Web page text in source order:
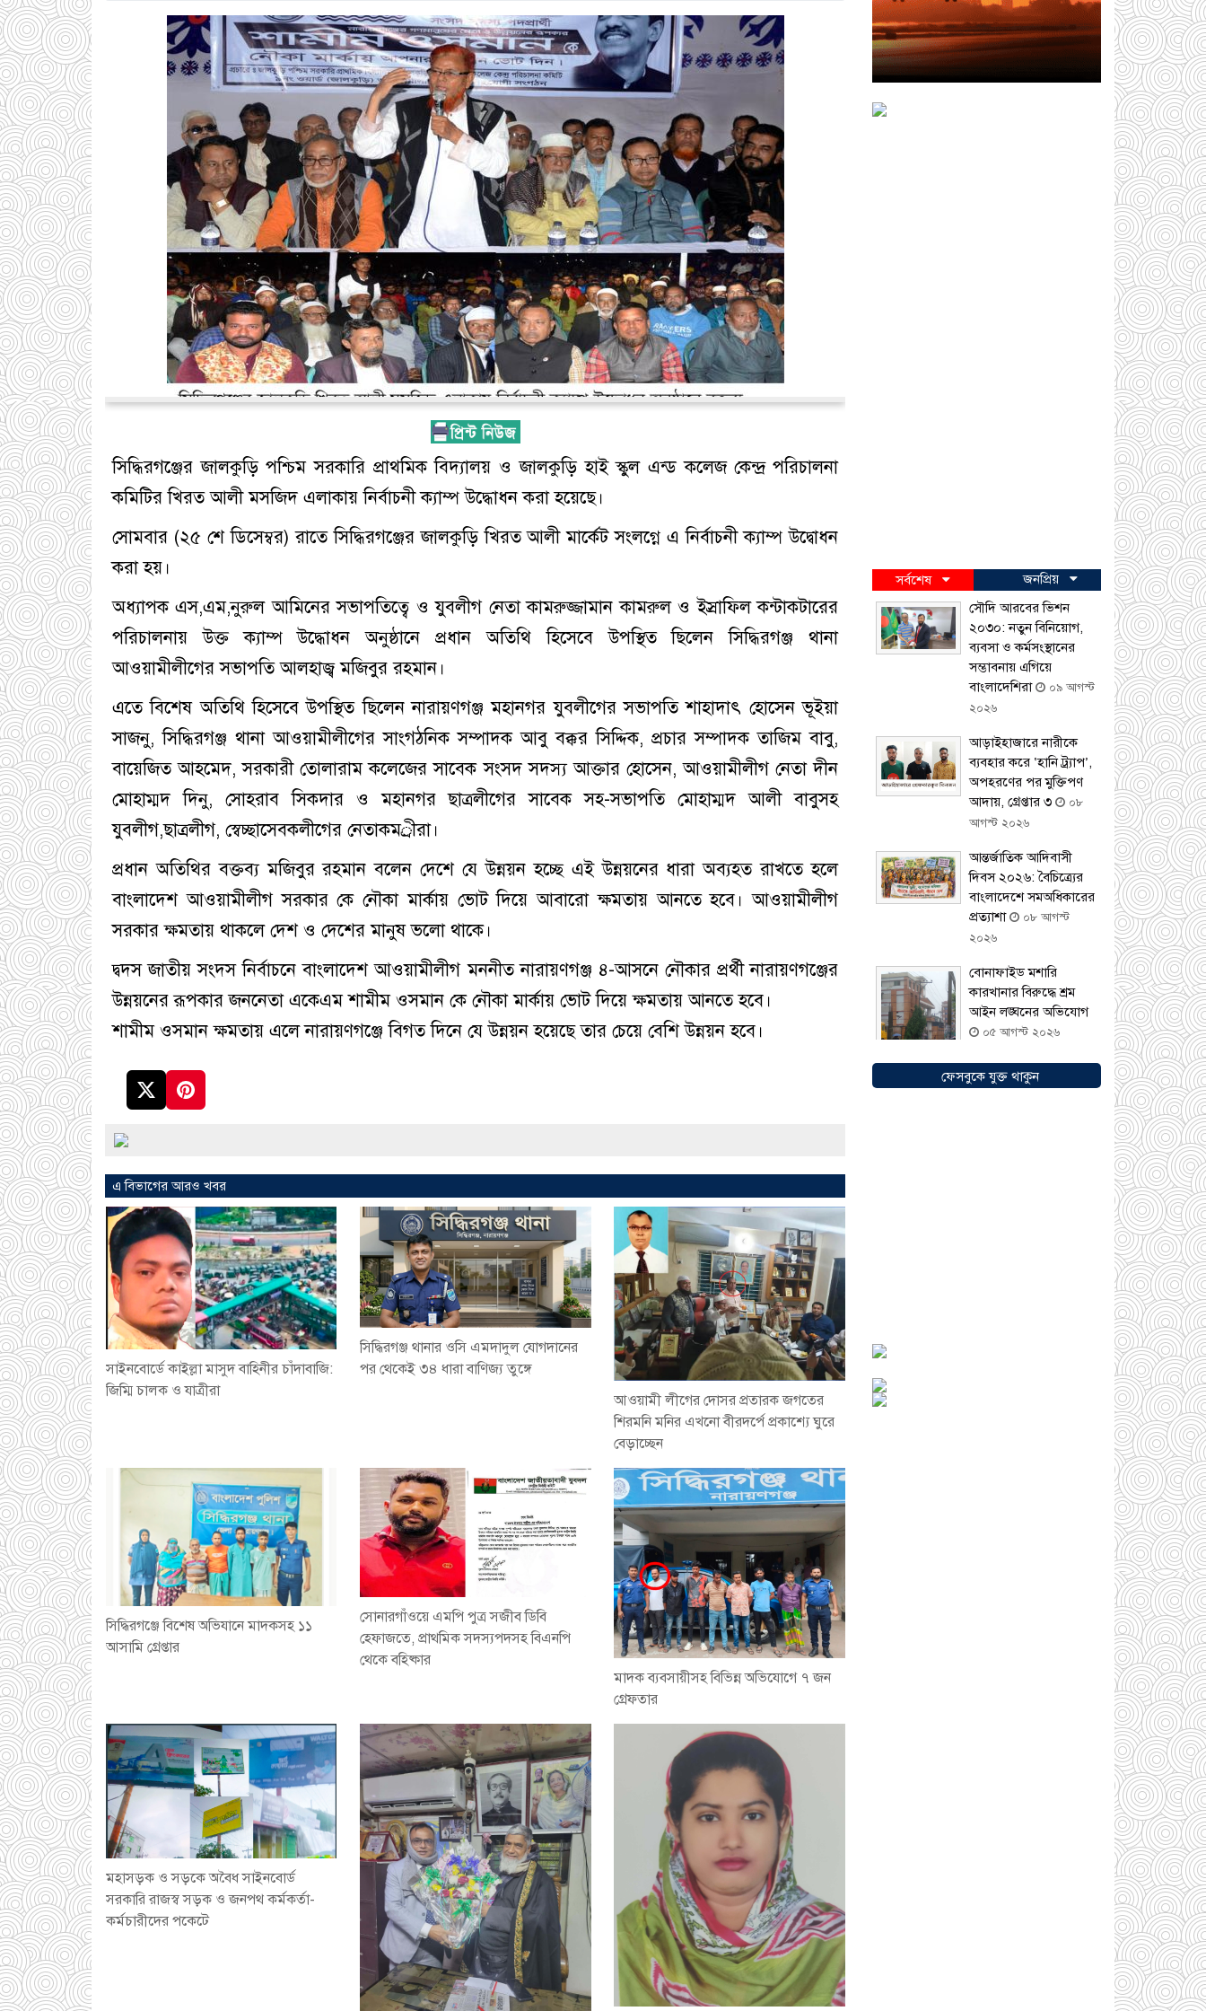
সিদ্ধিরগঞ্জের জালকুড়ি পশ্চিম সরকারি প্রাথমিক বিদ্যালয় ও জালকুড়ি হাই স্কুল এন্ড কলেজ কেন্দ্র পরিচালনা
কমিটির খিরত আলী মসজিদ এলাকায় নির্বাচনী ক্যাম্প উদ্ধোধন করা হয়েছে।
সোমবার (২৫ শে ডিসেম্বর) রাতে সিদ্ধিরগঞ্জের জালকুড়ি খিরত আলী মার্কেট সংলগ্নে এ নির্বাচনী ক্যাম্প উদ্বোধন
করা হয়।
অধ্যাপক এস,এম,নুরুল আমিনের সভাপতিত্বে ও যুবলীগ নেতা কামরুজ্জামান কামরুল ও ইস্রাফিল কন্টাকটারের
পরিচালনায় উক্ত ক্যাম্প উদ্ধোধন অনুষ্ঠানে প্রধান অতিথি হিসেবে উপস্থিত ছিলেন সিদ্ধিরগঞ্জ থানা
আওয়ামীলীগের সভাপতি আলহাজ্ব মজিবুর রহমান।
এতে বিশেষ অতিথি হিসেবে উপস্থিত ছিলেন নারায়ণগঞ্জ মহানগর যুবলীগের সভাপতি শাহাদাৎ হোসেন ভূইয়া
সাজনু, সিদ্ধিরগঞ্জ থানা আওয়ামীলীগের সাংগঠনিক সম্পাদক আবু বক্কর সিদ্দিক, প্রচার সম্পাদক তাজিম বাবু,
বায়েজিত আহমেদ, সরকারী তোলারাম কলেজের সাবেক সংসদ সদস্য আক্তার হোসেন, আওয়ামীলীগ নেতা দীন
মোহাম্মদ দিনু, সোহরাব সিকদার ও মহানগর ছাত্রলীগের সাবেক সহ-সভাপতি মোহাম্মদ আলী বাবুসহ
যুবলীগ,ছাত্রলীগ, স্বেচ্ছাসেবকলীগের নেতাকমর্ীরা।
প্রধান অতিথির বক্তব্য মজিবুর রহমান বলেন দেশে যে উন্নয়ন হচ্ছে এই উন্নয়নের ধারা অব্যহত রাখতে হলে
বাংলাদেশ আওয়ামীলীগ সরকার কে নৌকা মার্কায় ভোট দিয়ে আবারো ক্ষমতায় আনতে হবে। আওয়ামীলীগ
সরকার ক্ষমতায় থাকলে দেশ ও দেশের মানুষ ভলো থাকে।
দ্বদস জাতীয় সংদস নির্বাচনে বাংলাদেশ আওয়ামীলীগ মননীত নারায়ণগঞ্জ ৪-আসনে নৌকার প্রর্থী নারায়ণগঞ্জের
উন্নয়নের রূপকার জননেতা একেএম শামীম ওসমান কে নৌকা মার্কায় ভোট দিয়ে ক্ষমতায় আনতে হবে।
শামীম ওসমান ক্ষমতায় এলে নারায়ণগঞ্জে বিগত দিনে যে উন্নয়ন হয়েছে তার চেয়ে বেশি উন্নয়ন হবে।
এ বিভাগের আরও খবর
সাইনবোর্ডে কাইল্লা মাসুদ বাহিনীর চাঁদাবাজি:
জিম্মি চালক ও যাত্রীরা
সিদ্ধিরগঞ্জ থানার ওসি এমদাদুল যোগদানের
পর থেকেই ৩৪ ধারা বাণিজ্য তুঙ্গে
আওয়ামী লীগের দোসর প্রতারক জগতের
শিরমনি মনির এখনো বীরদর্পে প্রকাশ্যে ঘুরে
বেড়াচ্ছেন
সিদ্ধিরগঞ্জে বিশেষ অভিযানে মাদকসহ ১১
আসামি গ্রেপ্তার
সোনারগাঁওয়ে এমপি পুত্র সজীব ডিবি
হেফাজতে, প্রাথমিক সদস্যপদসহ বিএনপি
থেকে বহিষ্কার
মাদক ব্যবসায়ীসহ বিভিন্ন অভিযোগে ৭ জন
গ্রেফতার
মহাসড়ক ও সড়কে অবৈধ সাইনবোর্ড
সরকারি রাজস্ব সড়ক ও জনপথ কর্মকর্তা-
কর্মচারীদের পকেটে
সর্বশেষ
জনপ্রিয়
সৌদি আরবের ভিশন
২০৩০: নতুন বিনিয়োগ,
ব্যবসা ও কর্মসংস্থানের
সম্ভাবনায় এগিয়ে
বাংলাদেশিরা
০৯ আগস্ট
২০২৬
আড়াইহাজারে নারীকে
ব্যবহার করে ‘হানি ট্র্যাপ’,
অপহরণের পর মুক্তিপণ
আদায়, গ্রেপ্তার ৩
০৮
আগস্ট ২০২৬
আন্তর্জাতিক আদিবাসী
দিবস ২০২৬: বৈচিত্র্যের
বাংলাদেশে সমঅধিকারের
প্রত্যাশা
০৮ আগস্ট
২০২৬
বোনাফাইড মশারি
কারখানার বিরুদ্ধে শ্রম
আইন লঙ্ঘনের অভিযোগ
০৫ আগস্ট ২০২৬
ফেসবুকে যুক্ত থাকুন